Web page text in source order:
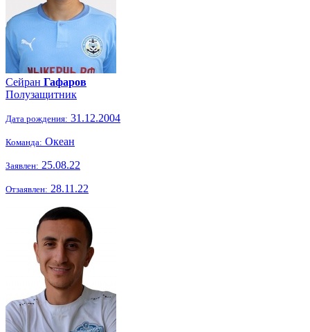
Сейран Гафаров
Полузащитник
Дата рождения: 31.12.2004
Команда: Океан
Заявлен: 25.08.22
Отзаявлен: 28.11.22